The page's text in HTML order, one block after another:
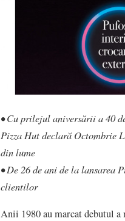
• Cu prilejul aniversării a 40
Pizza Hut declară Octombrie
din lume
• De 26 de ani de la lansarea
clientilor
Anii 1980 au marcat debutul